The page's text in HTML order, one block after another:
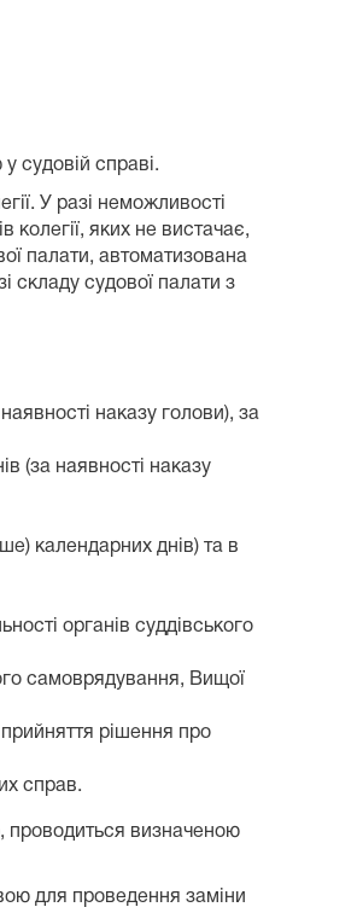
судовій справі.
У разі неможливості
колегії, яких не вистачає,
палати, автоматизована
складу судової палати з
наказу голови), за
(за наявності наказу
календарних днів) та в
органів суддівського
самоврядування, Вищої
рішення про
справ.
проводиться визначеною
для проведення заміни